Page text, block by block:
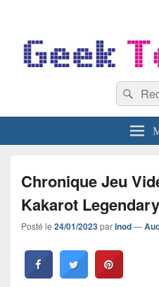
Chronique Jeu
Kakarot
Posté le 24/01/2023parInod—